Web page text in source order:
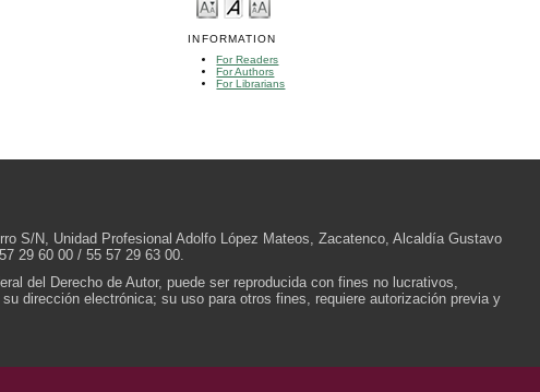
INFORMATION
For Readers
For Authors
For Librarians
S/N, Unidad Profesional Adolfo López Mateos, Zacatenco, Alcaldía Gustavo
29 60 00 / 55 57 29 63 00.
del Derecho de Autor, puede ser reproducida con fines no lucrativos,
dirección electrónica; su uso para otros fines, requiere autorización previa y